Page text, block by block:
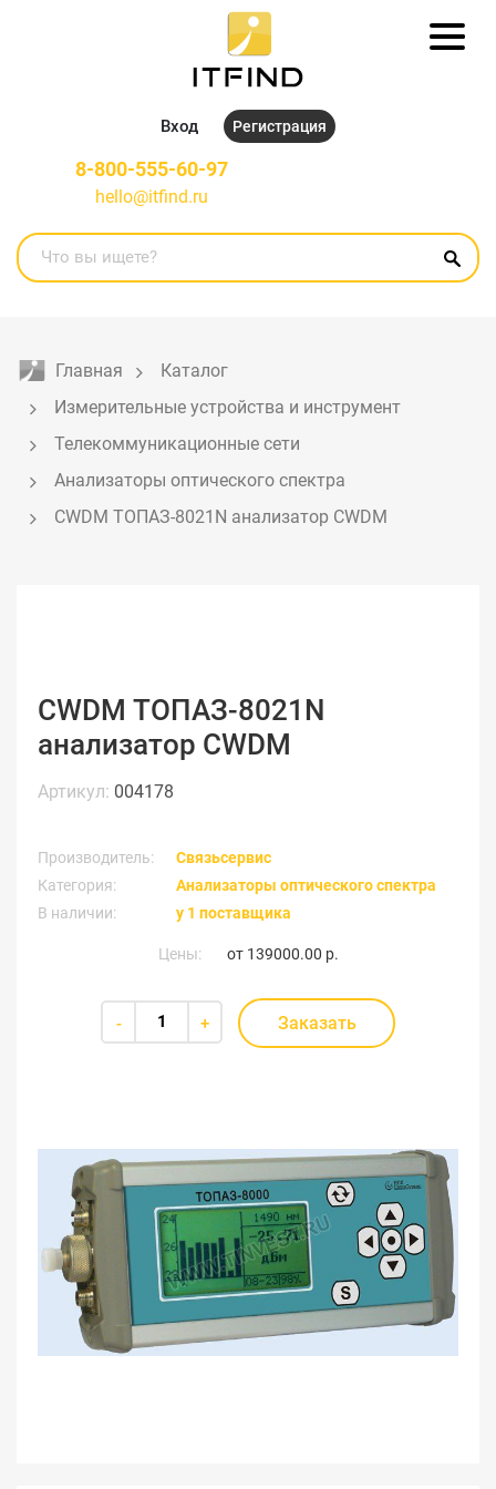
Вход Регистрация
8-800-555-60-97
hello@itfind.ru
Главная
Каталог
Измерительные устройства и инструмент
Телекоммуникационные сети
Анализаторы оптического спектра
CWDM ТОПАЗ-8021N анализатор CWDM
CWDM ТОПАЗ-8021N
анализатор CWDM
Артикул: 004178
Производитель:
Связьсервис
Категория:
Анализаторы оптического спектра
В наличии:
у 1 поставщика
Цены: от 139000.00 р.
- + Заказать